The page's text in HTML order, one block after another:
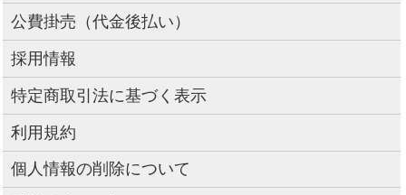
公費掛売（代金後払い）
採用情報
特定商取引法に基づく表示
利用規約
個人情報の削除について